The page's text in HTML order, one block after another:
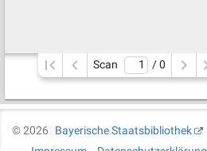
Scan / 0
©2026
Bayerische Staatsbibliothek